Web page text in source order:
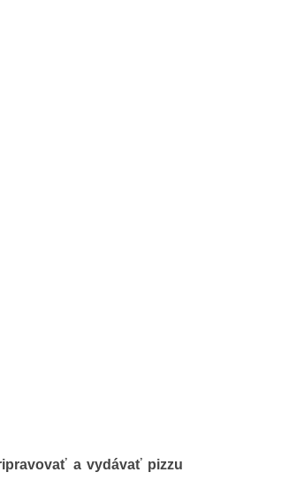
a vydávať pizzu